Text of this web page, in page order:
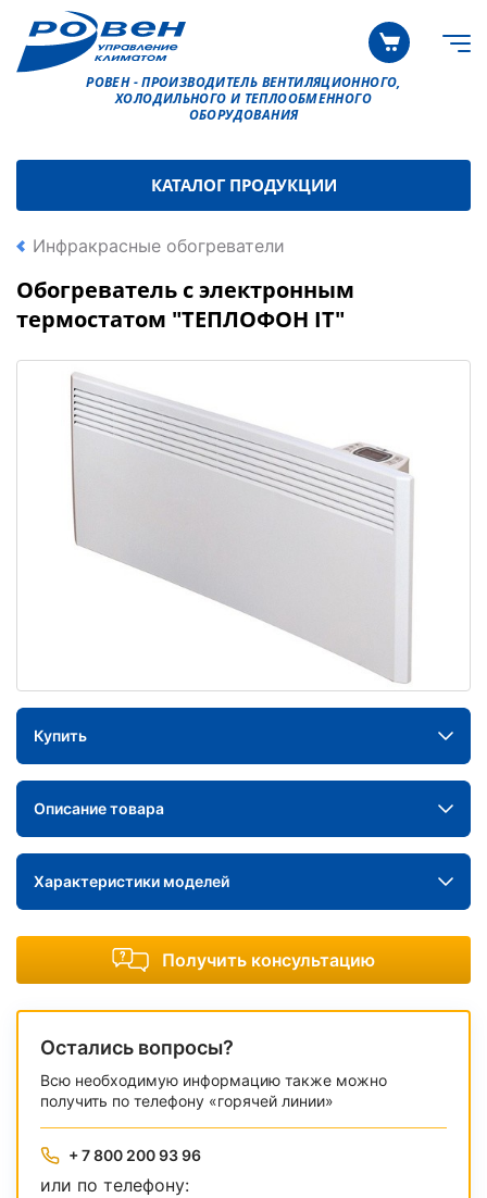
РОВЕН - ПРОИЗВОДИТЕЛЬ ВЕНТИЛЯЦИОННОГО,
ХОЛОДИЛЬНОГО И ТЕПЛООБМЕННОГО
ОБОРУДОВАНИЯ
КАТАЛОГ ПРОДУКЦИИ
Инфракрасные обогреватели
Обогреватель с электронным
термостатом "ТЕПЛОФОН IT"
Купить
Описание товара
Характеристики моделей
Получить консультацию
Остались вопросы?
Всю необходимую информацию также можно
получить по телефону «горячей линии»
+ 7 800 200 93 96
или по телефону: